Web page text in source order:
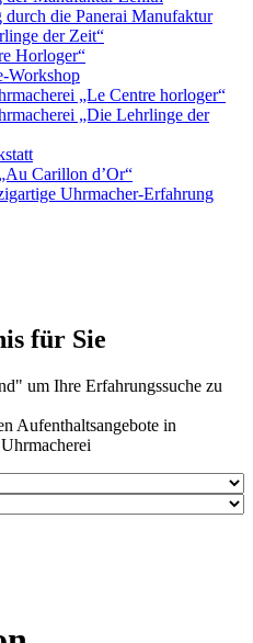
durch die Panerai Manufaktur
der Zeit“
Horloger“
Workshop
„Le Centre horloger“
„Die Lehrlinge der
Carillon d’Or“
Uhrmacher-Erfahrung
für Sie
um Ihre Erfahrungssuche zu
Aufenthaltsangebote in